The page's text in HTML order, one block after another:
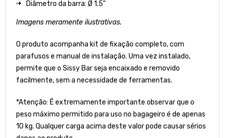
Diâmetro da barra: Ø 1.5"
Imagens meramente ilustrativas.
O produto acompanha kit de fixação completo, com
parafusos e manual de instalação. Uma vez instalado,
permite que o Sissy Bar seja encaixado e removido
facilmente, sem a necessidade de ferramentas.
*Atenção: É extremamente importante observar que o
peso máximo permitido para uso no bagageiro é de apenas
10 kg. Qualquer carga acima deste valor pode causar sérios